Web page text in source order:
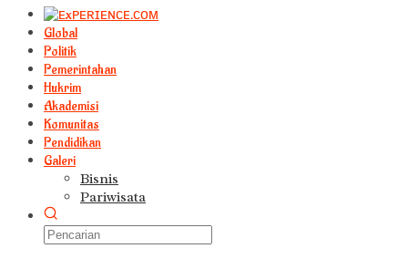
Global
Politik
Pemerintahan
Hukrim
Akademisi
Komunitas
Pendidikan
Galeri
Bisnis
Pariwisata